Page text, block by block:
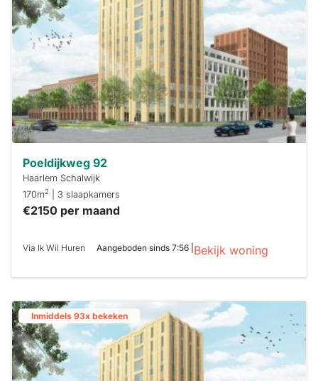
Poeldijkweg 92
Haarlem Schalwijk
170m2 | 3 slaapkamers
€2150 per maand
Via Ik Wil Huren Aangeboden sinds 7:56 | Bekijk woning
Inmiddels 93x bekeken